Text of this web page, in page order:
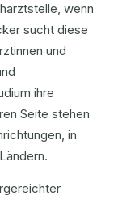
wenn
sucht diese
und
ihre
Seite stehen
in